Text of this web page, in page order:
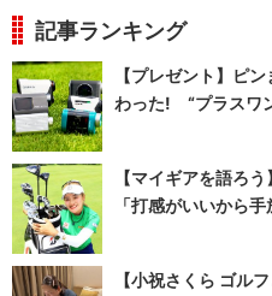
記事ランキング
【プレゼント】ピ
わった! “プラスワ
【マイギアを語ろ
「打感がいいから手
【小祝さくら ゴ